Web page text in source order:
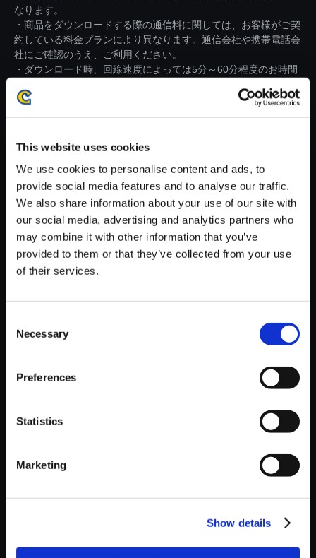
This website uses cookies
We use cookies to personalise content and ads, to
provide social media features and to analyse our traffic.
We also share information about your use of our site with
our social media, advertising and analytics partners who
may combine it with other information that you’ve
provided to them or that they’ve collected from your use
of their services.
Selection
Necessary
Preferences
Statistics
Marketing
Show details
なります。
・商品をダウンロードする際の通信料に関しては、お客様がご契
約している料金プランにより異なります。通信会社や携帯電話会
社にご確認のうえ、ご利用ください。
・ダウンロード時、回線速度によっては5分～60分程度のお時間
※ご購入いただいたファイルのダウンロードの際には、通信環境
【単曲】ロックマンX4 サウンド
コレクション OPENING STAGE
X
おすすめ商品
ンX2 サウン....
ンX3 サウン....
ンX サウンド...